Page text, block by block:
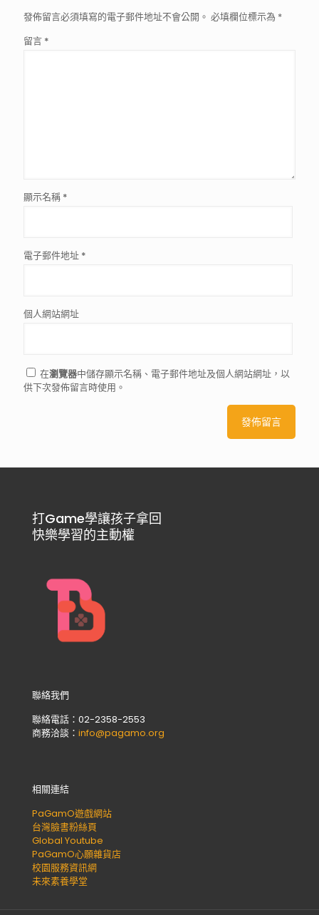
發佈留言必須填寫的電子郵件地址不會公開。 必填欄位標示為 *
留言 *
顯示名稱 *
電子郵件地址 *
個人網站網址
在瀏覽器中儲存顯示名稱、電子郵件地址及個人網站網址，以
供下次發佈留言時使用。
打Game學讓孩子拿回
快樂學習的主動權
聯絡我們
聯絡電話：02-2358-2553
商務洽談： info@pagamo.org
相關連結
PaGamO遊戲網站
台灣臉書粉絲頁
Global Youtube
PaGamO心願雜貨店
校園服務資訊網
未來素養學堂